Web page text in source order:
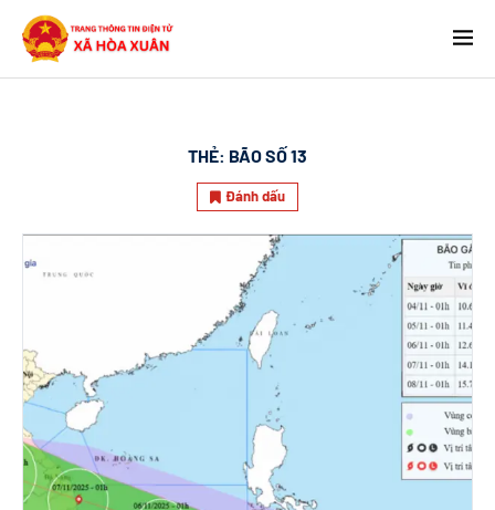
THẺ: BÃO SỐ 13
Đánh dấu